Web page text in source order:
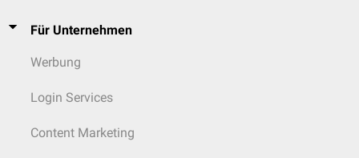
Für Unternehmen
Werbung
Login Services
Content Marketing